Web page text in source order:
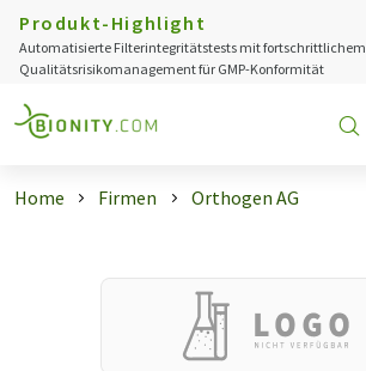
Produkt-Highlight
Automatisierte Filterintegritätstests mit fortschrittlichem
Qualitätsrisikomanagement für GMP-Konformität
Home Firmen Orthogen AG